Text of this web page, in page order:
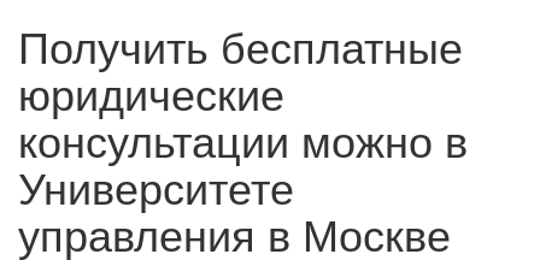
Получить бесплатные
юридические
консультации можно в
Университете
управления в Москве